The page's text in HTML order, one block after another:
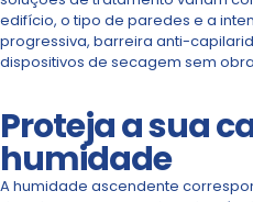
edifício, o tipo de paredes e a
progressiva, barreira anti-
dispositivos de secagem sem
Proteja a sua
humidade
A humidade ascendente